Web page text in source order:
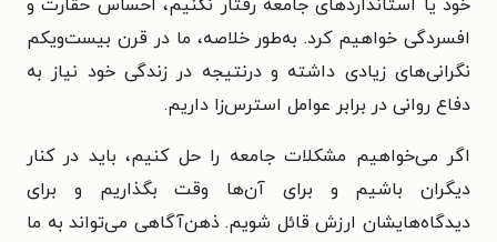
خود یا استانداردهای جامعه رفتار نکنیم، احساس حقارت و
افسردگی خواهیم کرد. به‌طور خلاصه، ما در قرن بیست‌ویکم
نگرانی‌های زیادی داشته و درنتیجه در زندگی خود نیاز به
دفاع روانی در برابر عوامل استرس‌زا داریم.
اگر می‌خواهیم مشکلات جامعه را حل کنیم، باید در کنار
دیگران باشیم و برای آن‌ها وقت بگذاریم و برای
دیدگاه‌هایشان ارزش قائل شویم. ذهن‌آگاهی می‌تواند به ما